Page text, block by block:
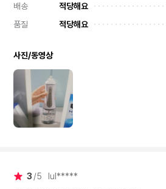
배송
적당해요
품질
적당해요
사진/동영상
3 5 lul*****